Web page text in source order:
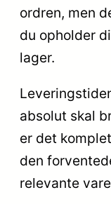
ordren, men
du opholder
lager.
absolut skal
er det
den
relevante